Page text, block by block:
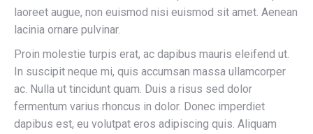
laoreet augue, non euismod nisi euismod sit amet. Aenean
lacinia ornare pulvinar.
Proin molestie turpis erat, ac dapibus mauris eleifend ut.
In suscipit neque mi, quis accumsan massa ullamcorper
ac. Nulla ut tincidunt quam. Duis a risus sed dolor
fermentum varius rhoncus in dolor. Donec imperdiet
dapibus est, eu volutpat eros adipiscing quis. Aliquam